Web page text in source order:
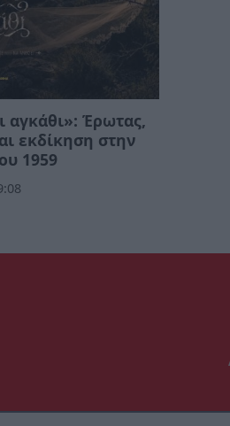
αγκάθι»: Έρωτας,
εκδίκηση στην
1959